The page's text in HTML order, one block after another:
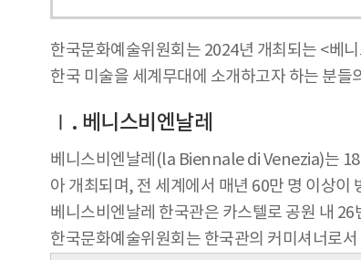
한국문화예술위원회는 2024년 개최되는 <베
한국 미술을 세계무대에 소개하고자 하는 분들
Ⅰ. 베니스비엔날레
베니스비엔날레(la Biennale di Venezia)는
아 개최되며, 전 세계에서 매년 60만 명 이상이
베니스비엔날레 한국관은 카스텔로 공원 내
한국문화예술위원회는 한국관의 커미셔너로